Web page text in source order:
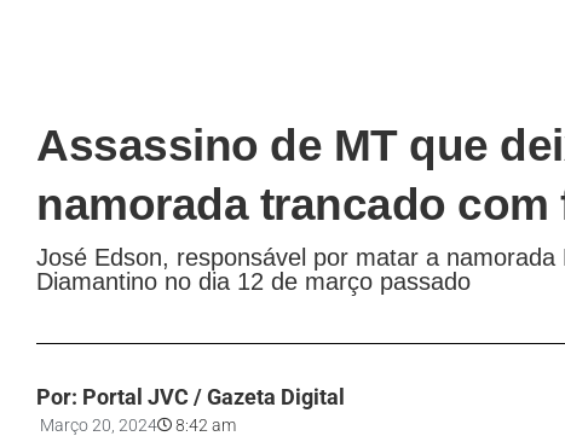
Assassino de MT que
namorada trancado
José Edson, responsável por matar a
Diamantino no dia 12 de março passado
Por: Portal JVC / Gazeta Digital
Março 20, 2024 8:42 am